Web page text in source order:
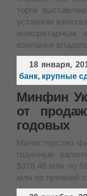
торги
уставном
мажоритарным
компания
18 января,
банк, крупные
Минфин
от
годовых
Министерство
годичные
$378,46 млн по
млн по прежней